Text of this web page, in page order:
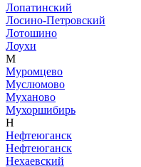
Лопатинский
Лосино-Петровский
Лотошино
Лоухи
М
Муромцево
Муслюмово
Муханово
Мухоршибирь
Н
Нефтеюганск
Нефтеюганск
Нехаевский